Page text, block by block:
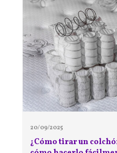
20/09/2025
¿Cómo tirar un